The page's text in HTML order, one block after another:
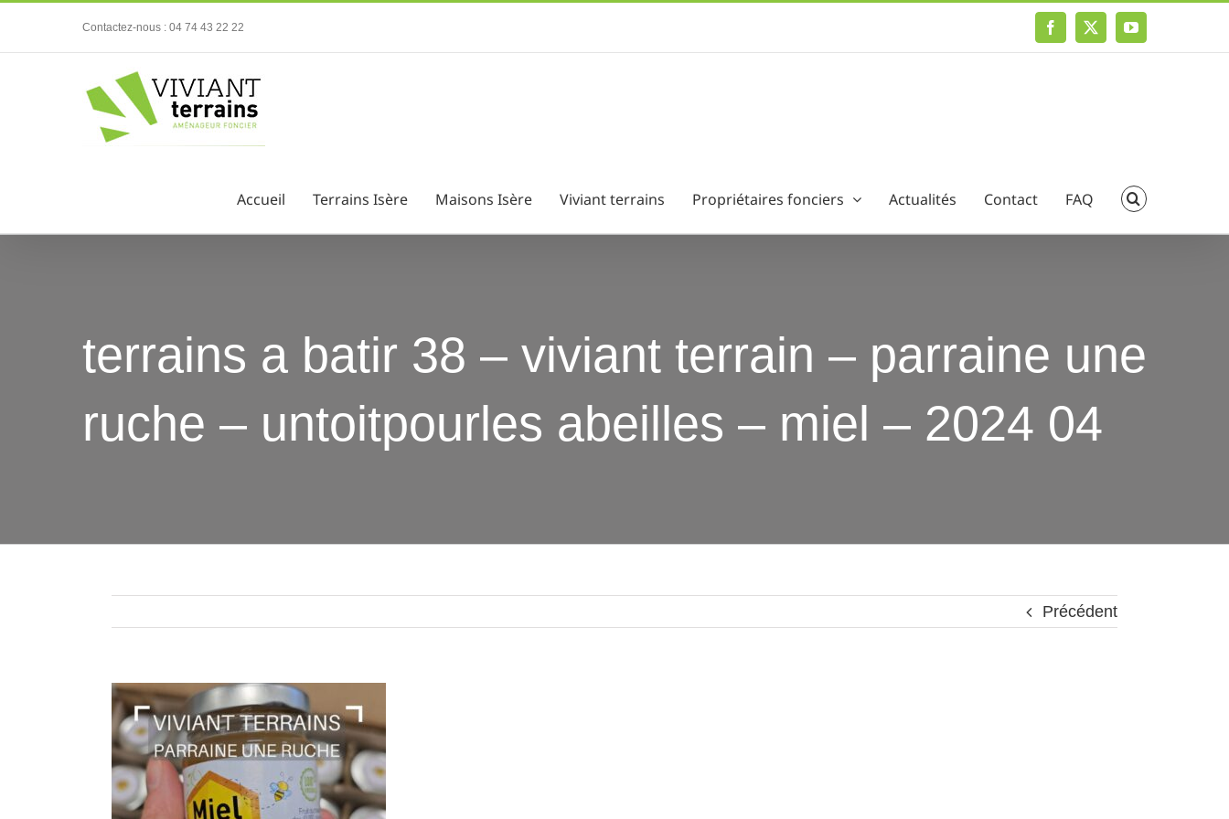
Contactez-nous : 04 74 43 22 22 Facebook
X YouTube
Accueil Terrains Isère Maisons Isère Viviant terrains Propriétaires fonciers Actualités Contact FAQ
terrains a batir 38 – viviant terrain – parraine une
ruche – untoitpourles abeilles – miel – 2024 04
Précédent